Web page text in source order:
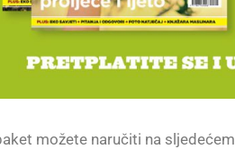
možete naručiti na sljedećem